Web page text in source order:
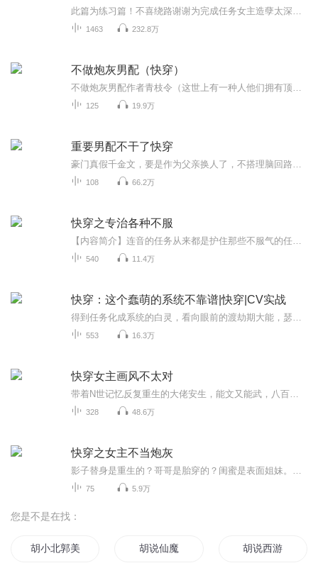
1463 232.8万
不做炮灰男配（快穿）
125 19.9万
重要男配不干了快穿
108 66.2万
快穿之专治各种不服
540 11.4万
快穿：这个蠢萌的系统不靠谱|快穿|CV实战
553 16.3万
快穿女主画风不太对
328 48.6万
快穿之女主不当炮灰
75 5.9万
您是不是在找：
胡小北郭美玉 胡说仙魔 胡说西游